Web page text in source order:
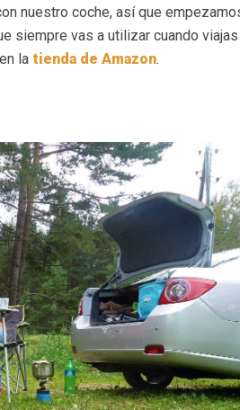
nuestro coche, así que
siempre vas a utilizar cuando
la tienda de Amazon.